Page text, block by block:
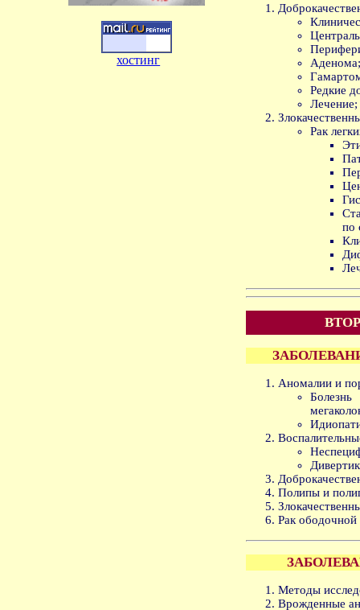
хостинг
Редкие
Лечение;
Рак
по
Аномалии и
Полипы и
Рак
Методы
Врожденные